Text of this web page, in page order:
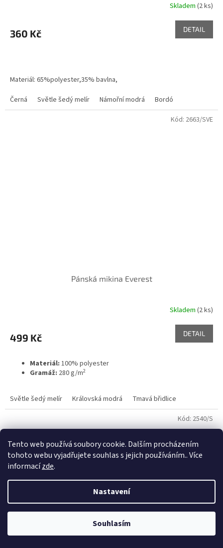
Tento web používá soubory cookie. Dalším procházením
tohoto webu vyjadřujete souhlas s jejich používáním.. Více
informacízde.
Nastavení
Souhlasím
Skladem (2 ks)
360 Kč DETAIL
Materiál: 65%polyester,35% bavlna,
Gramáž: 280 g/m²
Černá Světle šedý melír Námořní modrá Bordó
Pánská mikina Everest
Skladem (2 ks)
499 Kč DETAIL
Materiál: 100% polyester
Gramáž: 280 g/m2
Světle šedý melír Královská modrá Tmavá břidlice
Kód: 2663/SVE
Kód: 2540/S